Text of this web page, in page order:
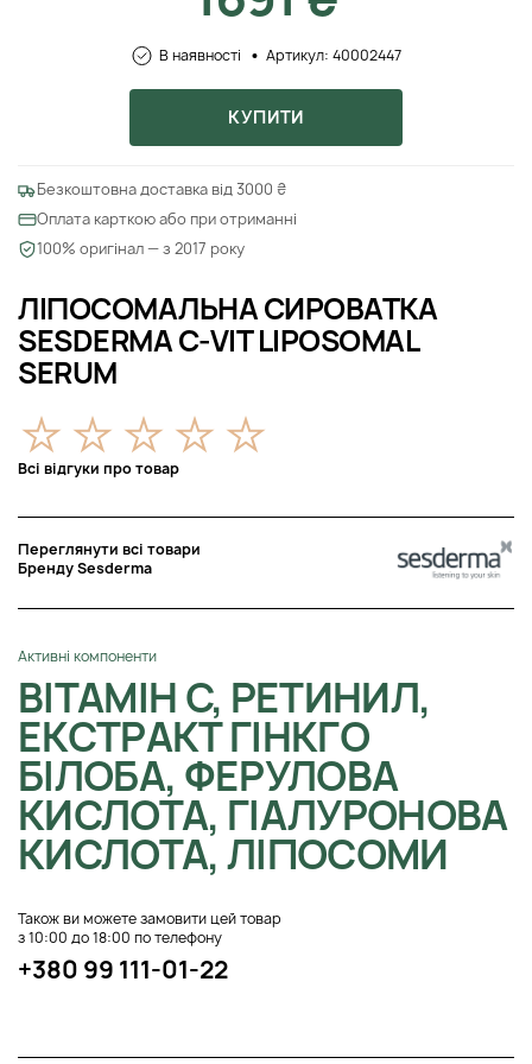
ЛІПОСОМАЛЬНА СИРОВАТКА
SESDERMA C-VIT LIPOSOMAL
SERUM
Всі відгуки про товар
Переглянути всі товари
Бренду Sesderma
Активні компоненти
ВІТАМІН C, РЕТИНИЛ,
ЕКСТРАКТ ГІНКГО
БІЛОБА, ФЕРУЛОВА
КИСЛОТА, ГІАЛУРОНОВА
КИСЛОТА, ЛІПОСОМИ
Також ви можете замовити цей товар
з 10:00 до 18:00 по телефону
+380 99 111-01-22
В наявності Артикул: 40002447
КУПИТИ
Безкоштовна доставка від 3000 ₴
Оплата карткою або при отриманні
100% оригінал — з 2017 року